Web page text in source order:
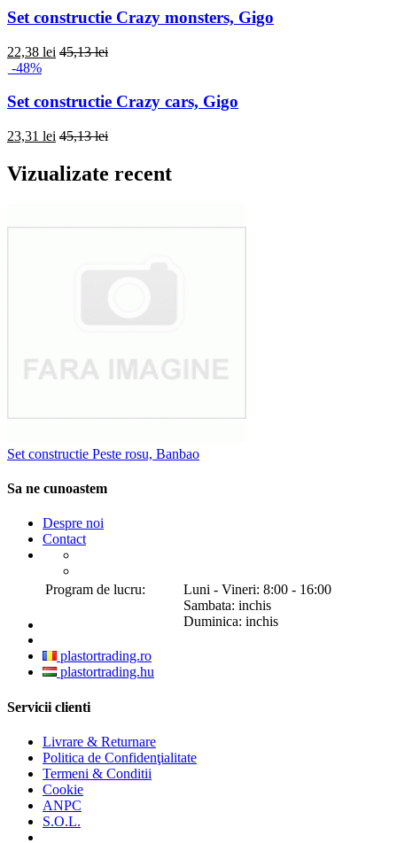
Set constructie Crazy monsters, Gigo
22,38 lei 45,13 lei
-48%
Set constructie Crazy cars, Gigo
23,31 lei 45,13 lei
Vizualizate recent
Set constructie Peste rosu, Banbao
Sa ne cunoastem
Despre noi
Contact
Program de lucru:
Luni - Vineri: 8:00 - 16:00
Sambata: inchis
Duminica: inchis
plastortrading.ro
plastortrading.hu
Servicii clienti
Livrare & Returnare
Politica de Confidenţialitate
Termeni & Conditii
Cookie
ANPC
S.O.L.